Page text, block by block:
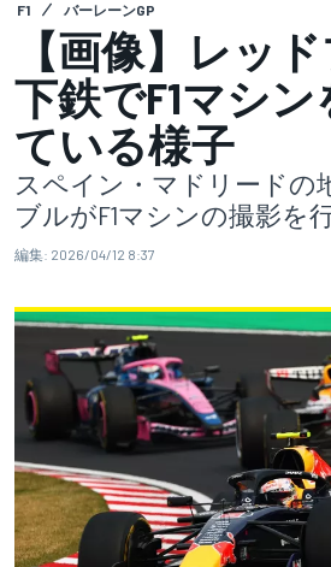
F1 バーレーンGP
【画像】レッ
下鉄でF1マシン
ている様子
スペイン・マドリードの
ブルがF1マシンの撮影を
編集: 2026/04/12 8:37